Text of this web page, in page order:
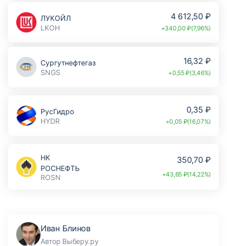
ЛУКОЙЛ
LKOH
4 612,50 ₽
+340,00 ₽(7,96%)
Сургутнефтегаз
SNGS
16,32 ₽
+0,55 ₽(3,46%)
РусГидро
HYDR
0,35 ₽
+0,05 ₽(16,07%)
НК
РОСНЕФТЬ
ROSN
350,70 ₽
+43,65 ₽(14,22%)
Иван Блинов
Автор Выберу.ру